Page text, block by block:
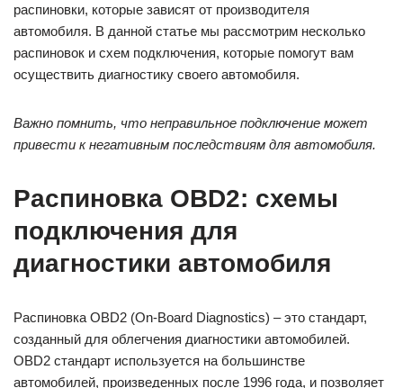
распиновки, которые зависят от производителя
автомобиля. В данной статье мы рассмотрим несколько
распиновок и схем подключения, которые помогут вам
осуществить диагностику своего автомобиля.
Важно помнить, что неправильное подключение может
привести к негативным последствиям для автомобиля.
Распиновка OBD2: схемы
подключения для
диагностики автомобиля
Распиновка OBD2 (On-Board Diagnostics) – это стандарт,
созданный для облегчения диагностики автомобилей.
OBD2 стандарт используется на большинстве
автомобилей, произведенных после 1996 года, и позволяет